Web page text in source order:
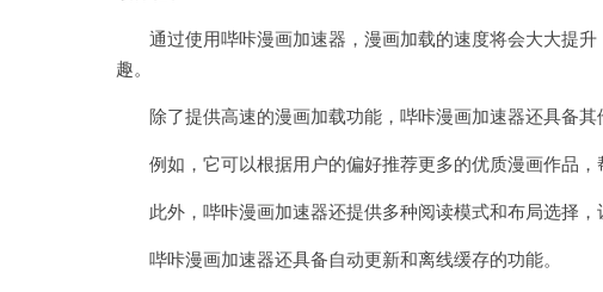
通过使用哔咔漫画加速器，漫画加载的速度将会大大提升
趣。
除了提供高速的漫画加载功能，哔咔漫画加速器还具备其
例如，它可以根据用户的偏好推荐更多的优质漫画作品，
此外，哔咔漫画加速器还提供多种阅读模式和布局选择，
哔咔漫画加速器还具备自动更新和离线缓存的功能。